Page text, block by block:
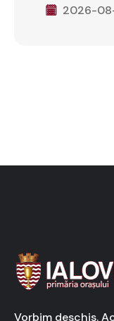
2026-
Vorbim deschis.